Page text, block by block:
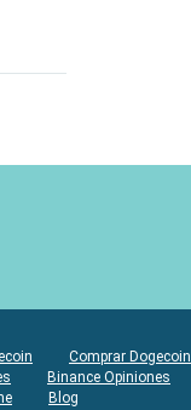
Comprar Dogecoin
Binance Opiniones
Blog